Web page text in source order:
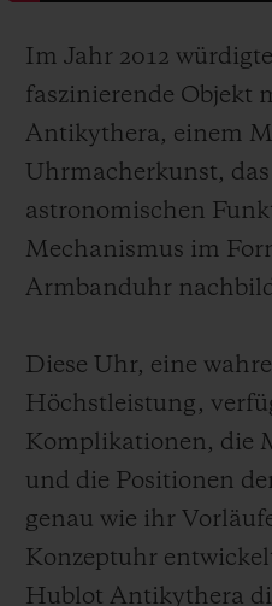
Im Jahr 2012
faszinierende Objekt
Antikythera, einem
Uhrmacherkunst,
astronomischen
Mechanismus im
Armbanduhr
Diese Uhr, eine
Höchstleistung,
Komplikationen, die
und die Positionen
genau wie ihr
Konzeptuhr
Hublot Antikythera